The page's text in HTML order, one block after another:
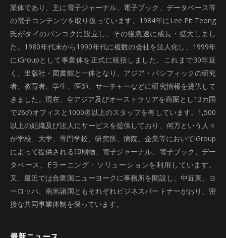
業体であり、主に電子ジャーナル、電子ブック、データベース等
の電子コンテンツを取り扱っています。1984年にLee Pit Teong
氏がタイのバンコクに設立し、その後急速に成長・拡大しまし
た。1980年代末から1990年代に複数の会社を法人化し、1999年
にiGroupとして事業体を正式に統括しました。これまで30年近
く、出版社・図書館と一体となり、アジア・パシフィックの研究
者、教育者、学生、医師、サーチャーなどに研究情報を提供して
きました。現在、全アジア及びオーストラリアを商圏とし13カ国
で26のオフィスと1000名以上のスタッフを有しています。1,500
以上の組織及び法人にサービスを提供しており、何万という人々
が学校、大学、専門学校、研究所、病院、企業等においてiGroup
によって提供される印刷物、電子ジャーナル、電子ブック、デー
タベース、Eラーニング・ソリューションを利用しています。
又、最近では合衆国ニューヨークに事務所を開設し、中近東、ヨ
ーロッパ、南米諸国ともそれぞれビジネスパートナーがおり、密
接な共同事業体制を保っています。